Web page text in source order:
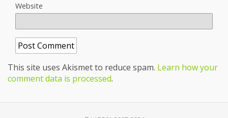
Website
This site uses Akismet to reduce spam. Learn how your
comment data is processed.